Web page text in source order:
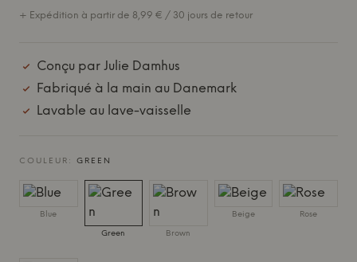
+ Expédition à partir de 8,99 € / 30 jours de retour
Conçu par Julie Damhus
Fabriqué à la main au Danemark
Lavable au lave-vaisselle
COULEUR: GREEN
Blue
Green Brown
Beige Rose